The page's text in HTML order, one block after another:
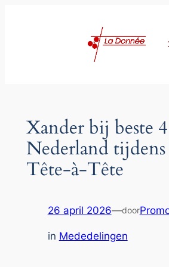
Xander bij beste
Nederland
Tête‑à‑Tête
26 april 2026—door
in Mededelingen